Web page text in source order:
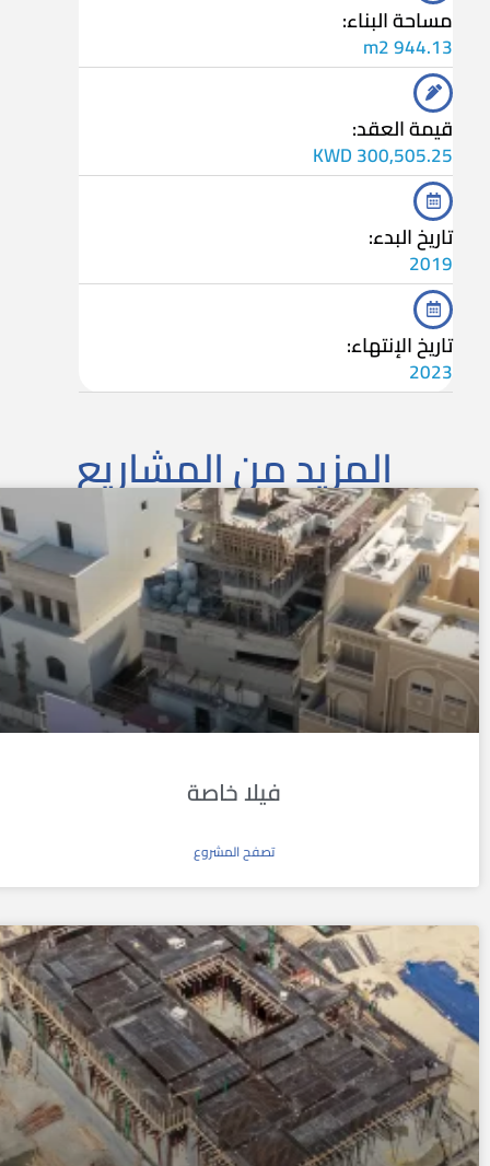
مساحة البناء:
944.13 m2
قيمة العقد:
300,505.25 KWD
تاريخ البدء:
2019
تاريخ الإنتهاء:
2023
المزيد من المشاريع
فيلا خاصة
تصفح المشروع